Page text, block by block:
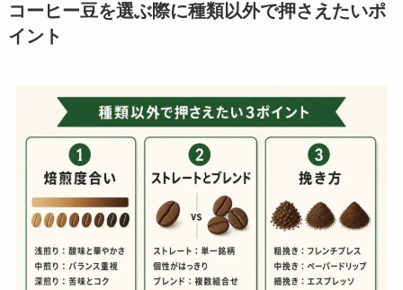
コーヒー豆を選ぶ際に種類以外で押さえたいポ
イント